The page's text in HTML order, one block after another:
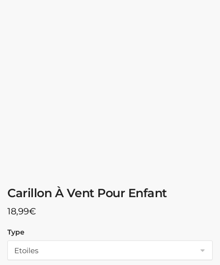
Carillon À Vent Pour Enfant
18,99€
Type